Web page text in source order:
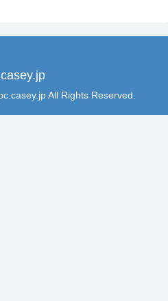
All Rights Reserved.